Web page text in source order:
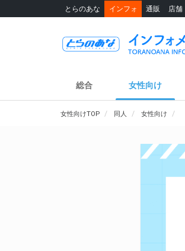
とらのあな インフォ 通販 店舗
総合 女性向け
女性向けTOP 同人 女性向け